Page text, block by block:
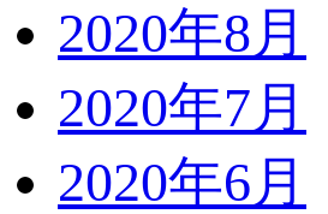
2020年8月
2020年7月
2020年6月